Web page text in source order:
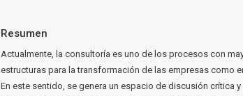
Resumen
Actualmente, la consultoría es uno de los procesos con
estructuras para la transformación de las empresas como
En este sentido, se genera un espacio de discusión crítica